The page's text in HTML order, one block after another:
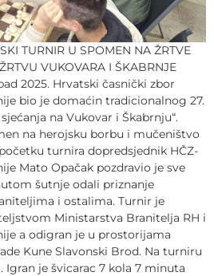
TURNIR U SPOMEN NA ŽRTVE
VUKOVARA I ŠKABRNJE
2025. Hrvatski časnički zbor
bio je domaćin tradicionalnog 27.
na Vukovar i Škabrnju“.
na herojsku borbu i mučeništvo
turnira dopredsjednik HČZ-
Mato Opačak pozdravio je sve
šutnje odali priznanje
i ostalima. Turnir je
Ministarstva Branitelja RH i
a odigran je u prostorijama
Kune Slavonski Brod. Na turniru
Igran je švicarac 7 kola 7 minuta